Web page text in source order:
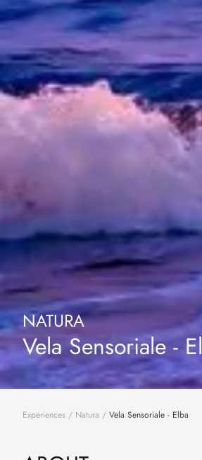
NATURA
Vela Sensoriale -
Experiences / Natura / Vela Sensoriale - Elba